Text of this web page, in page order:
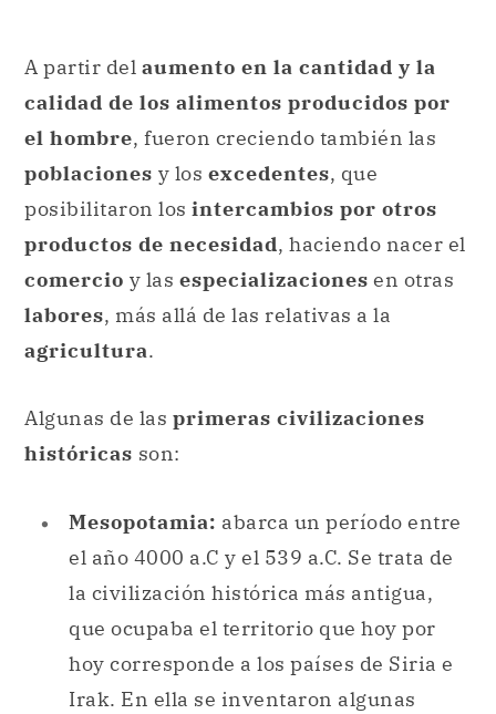
A partir del aumento en la cantidad y la
calidad de los alimentos producidos por
el hombre, fueron creciendo también las
poblaciones y los excedentes, que
posibilitaron los intercambios por otros
productos de necesidad, haciendo nacer el
comercio y las especializaciones en otras
labores, más allá de las relativas a la
agricultura.
Algunas de las primeras civilizaciones
históricas son:
Mesopotamia: abarca un período entre
el año 4000 a.C y el 539 a.C. Se trata de
la civilización histórica más antigua,
que ocupaba el territorio que hoy por
hoy corresponde a los países de Siria e
Irak. En ella se inventaron algunas